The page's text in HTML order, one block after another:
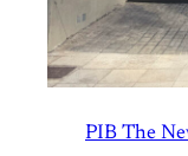
PIB The